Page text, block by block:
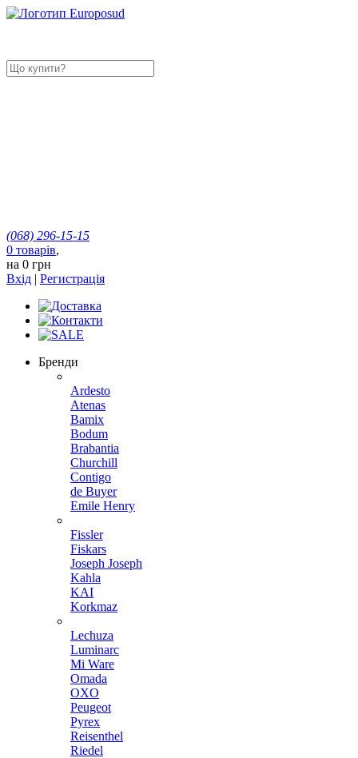
(068) 296-15-15
0 товарів,
на 0 грн
Вхід | Регистрація
Бренди
Ardesto
Atenas
Bamix
Bodum
Brabantia
Churchill
Contigo
de Buyer
Emile Henry
Fissler
Fiskars
Joseph Joseph
Kahla
KAI
Korkmaz
Lechuza
Luminarc
Mi Ware
Omada
OXO
Peugeot
Pyrex
Reisenthel
Riedel